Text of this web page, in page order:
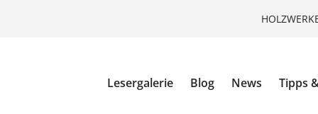
Lesergalerie Blog News Tipps